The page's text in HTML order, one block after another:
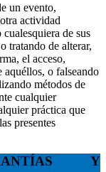
un evento,
actividad
de sus
tratando de alterar,
el acceso,
o falseando
métodos de
cualquier
práctica que
presentes
Y